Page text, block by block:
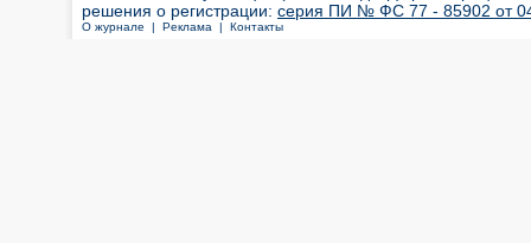
решения о регистрации: серия ПИ № ФС 77 - 85902 от 04
О журнале | Реклама | Контакты